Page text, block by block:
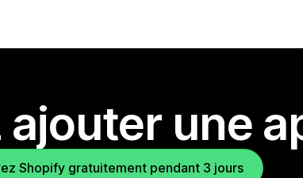
une
Shopify gratuitement pendant 3 jours